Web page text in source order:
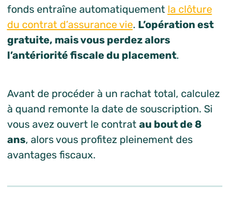
fonds entraîne automatiquement la clôture
du contrat d’assurance vie. L’opération est
gratuite, mais vous perdez alors
l’antériorité fiscale du placement.
Avant de procéder à un rachat total, calculez
à quand remonte la date de souscription. Si
vous avez ouvert le contrat au bout de 8
ans, alors vous profitez pleinement des
avantages fiscaux.